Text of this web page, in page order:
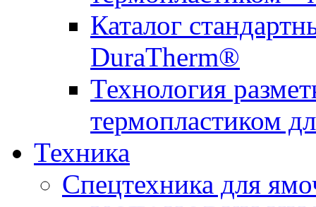
Каталог
DuraTherm®
Технология
термопластиком
Техника
Спецтехника для